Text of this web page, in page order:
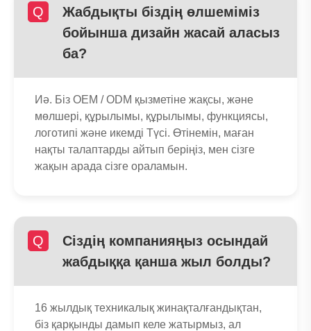
Q
Жабдықты біздің өлшеміміз
бойынша дизайн жасай аласыз
ба?
Иә. Біз OEM / ODM қызметіне жақсы, және
мөлшері, құрылымы, құрылымы, функциясы,
логотипі және икемді Түсі. Өтінемін, маған
нақты талаптарды айтып беріңіз, мен сізге
жақын арада сізге ораламын.
Q
Сіздің компанияңыз осындай
жабдыққа қанша жыл болды?
16 жылдық техникалық жинақталғандықтан,
біз қарқынды дамып келе жатырмыз, ал